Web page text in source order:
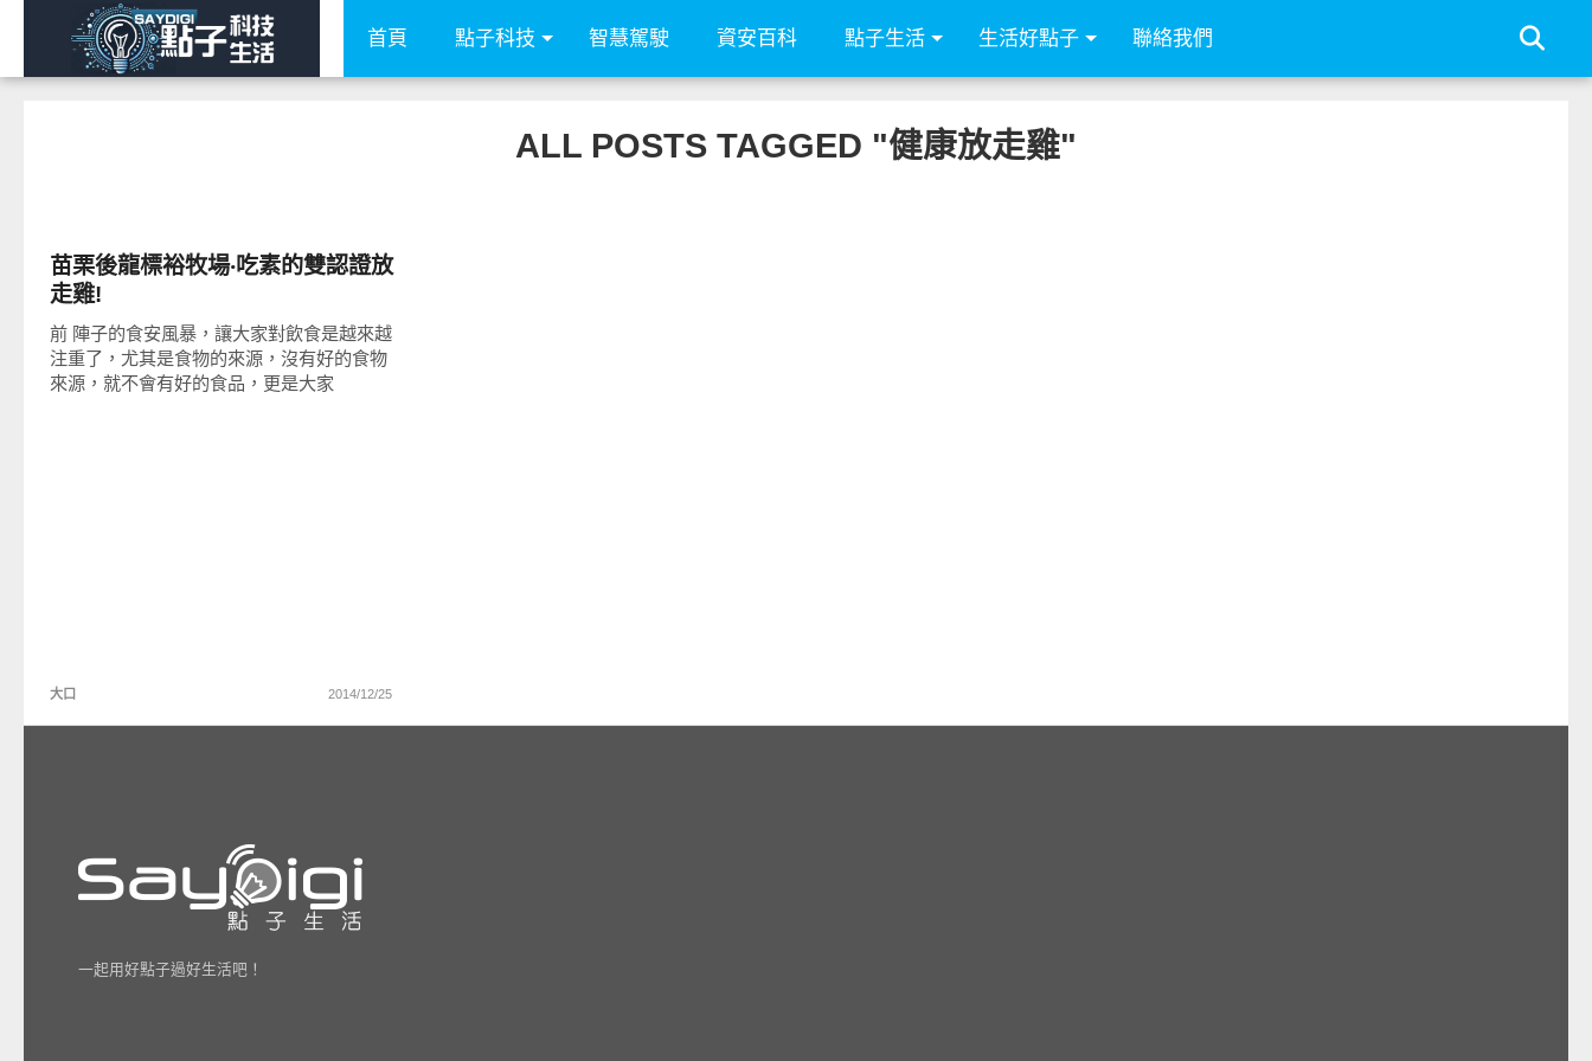
首頁 點子科技 智慧駕駛 資安百科 點子生活 生活好點子 聯絡我們
ALL POSTS TAGGED "健康放走雞"
苗栗後龍標裕牧場‧吃素的雙認證放
走雞!
前 陣子的食安風暴，讓大家對飲食是越來越
注重了，尤其是食物的來源，沒有好的食物
來源，就不會有好的食品，更是大家
大口 2014/12/25
一起用好點子過好生活吧！